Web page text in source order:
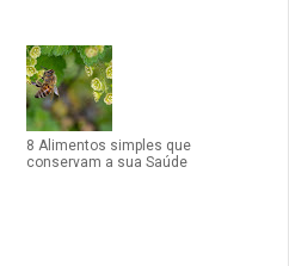
8 Alimentos simples que
conservam a sua Saúde